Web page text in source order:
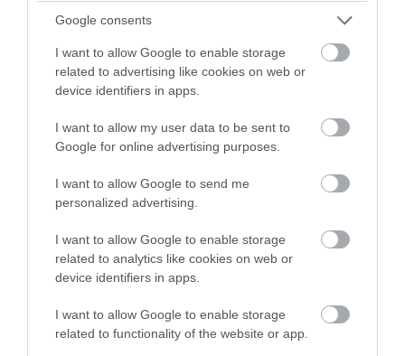
Google consents
I want to allow Google to enable storage
related to advertising like cookies on web or
device identifiers in apps.
I want to allow my user data to be sent to
Google for online advertising purposes.
I want to allow Google to send me
personalized advertising.
I want to allow Google to enable storage
related to analytics like cookies on web or
device identifiers in apps.
I want to allow Google to enable storage
related to functionality of the website or app.
Βαρύ πένθος ξανά στον αυστραλιανό
στίβο: Πέθανε ξαφνικά η Νατάσα Γουόρντ
στα 21 της